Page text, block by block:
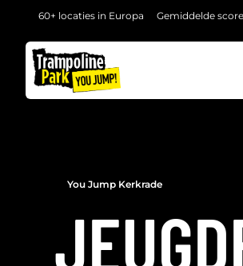
TERUG
60+ locaties in Europa Gemiddelde
You Jump Kerkrade